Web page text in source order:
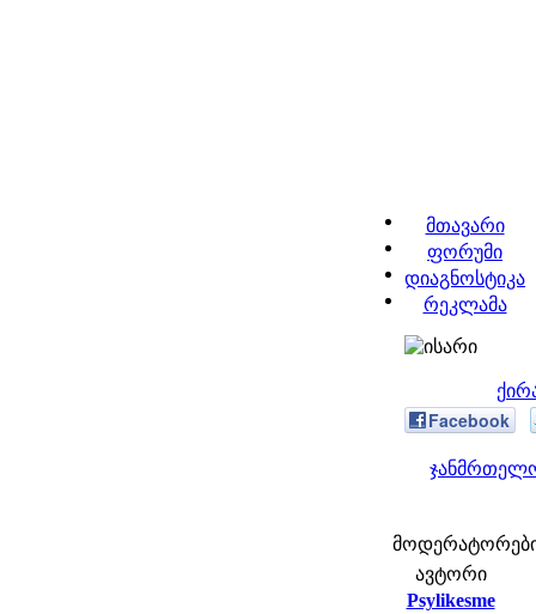
მთავარი
ფორუმი
დიაგნოსტიკა
რეკლამა
Facebook
მოდერატორები:
ავტორი
Psylikesme